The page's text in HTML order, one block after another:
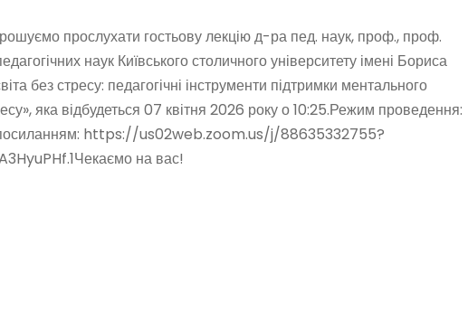
прослухати гостьову лекцію д-ра пед. наук, проф., проф.
наук Київського столичного університету імені Бориса
без стресу: педагогічні інструменти підтримки ментального
яка відбудеться 07 квітня 2026 року о 10:25.Режим проведення:
посиланням: https://us02web.zoom.us/j/88635332755?
на вас!
Жовтень 2024
Липень 2024
Травень 2024
Квітень 2024